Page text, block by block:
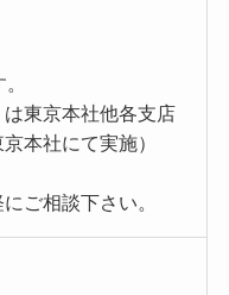
東京本社他各支店
本社にて実施）
ご相談下さい。